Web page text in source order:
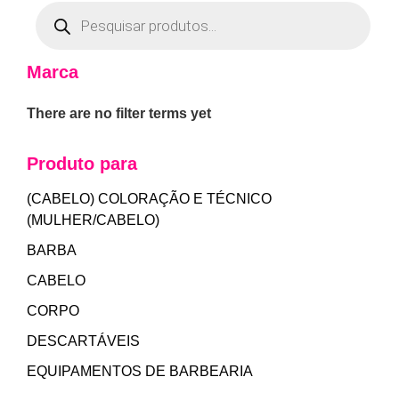
Marca
There are no filter terms yet
Produto para
(CABELO) COLORAÇÃO E TÉCNICO
(MULHER/CABELO)
BARBA
CABELO
CORPO
DESCARTÁVEIS
EQUIPAMENTOS DE BARBEARIA